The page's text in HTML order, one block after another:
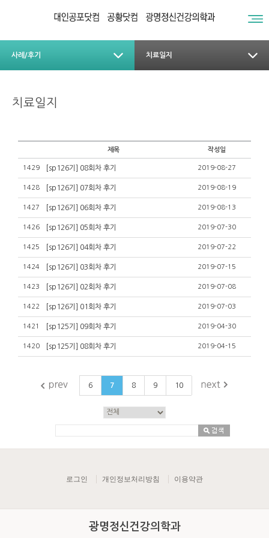
사례/후기 치료일지
치료일지
제목 작성일
1429 [sp126기] 08회차 후기 2019-08-27
1428 [sp126기] 07회차 후기 2019-08-19
1427 [sp126기] 06회차 후기 2019-08-13
1426 [sp126기] 05회차 후기 2019-07-30
1425 [sp126기] 04회차 후기 2019-07-22
1424 [sp126기] 03회차 후기 2019-07-15
1423 [sp126기] 02회차 후기 2019-07-08
1422 [sp126기] 01회차 후기 2019-07-03
1421 [sp125기] 09회차 후기 2019-04-30
1420 [sp125기] 08회차 후기 2019-04-15
6 7 8 9 10
로그인 개인정보처리방침 이용약관
광명정신건강의학과